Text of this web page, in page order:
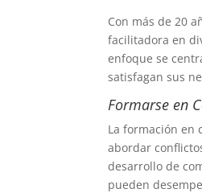
Con más de 20
facilitadora en
enfoque se
satisfagan sus
Formarse en
La formación en
abordar
desarrollo de
pueden